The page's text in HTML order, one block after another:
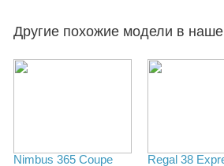
Другие похожие модели в
Nimbus 365 Coupe Regal 38